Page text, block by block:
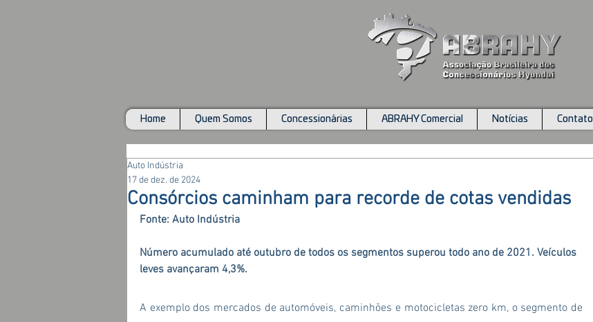
Home Quem Somos Concessionárias ABRAHY Comercial Notícias Contato
Consórcios caminham para recorde de cotas vendidas
Auto Indústria
17 de dez. de 2024
Fonte: Auto Indústria
Número acumulado até outubro de todos os segmentos superou todo ano de 2021. Veículos
leves avançaram 4,3%.
A exemplo dos mercados de automóveis, caminhões e motocicletas zero km, o segmento de